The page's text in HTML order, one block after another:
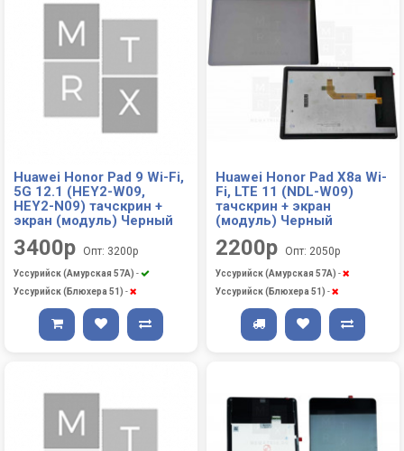
Huawei Honor Pad 9 Wi-Fi,
5G 12.1 (HEY2-W09,
HEY2-N09) тачскрин +
экран (модуль) Черный
3400р Опт: 3200р
Уссурийск (Амурская 57А) -
Уссурийск (Блюхера 51) -
Huawei Honor Pad X8a Wi-
Fi, LTE 11 (NDL-W09)
тачскрин + экран
(модуль) Черный
2200р Опт: 2050р
Уссурийск (Амурская 57А) -
Уссурийск (Блюхера 51) -